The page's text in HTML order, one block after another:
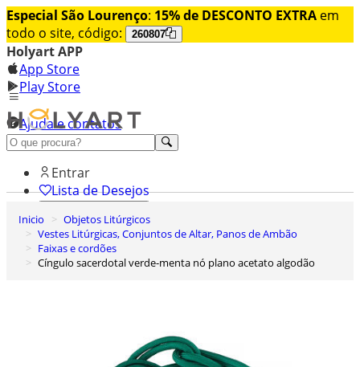
Especial São Lourenço: 15% de DESCONTO EXTRA em
todo o site, código:
260807
Holyart APP
App Store
Play Store
Ajuda e contatos
Conheça premium
Entrar
Lista de Desejos
0
Carrinho de Compras
Inicio
Objetos Litúrgicos
Vestes Litúrgicas, Conjuntos de Altar, Panos de Ambão
Faixas e cordões
Cíngulo sacerdotal verde-menta nó plano acetato algodão